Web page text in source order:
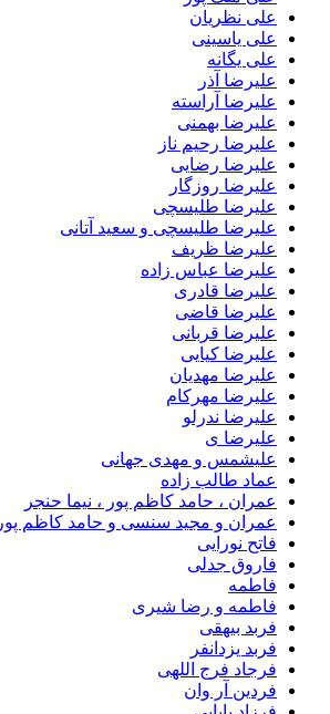
علی نظریان
علی یاسینی
علی یگانه
علیرضا آذر
علیرضا آراسته
علیرضا بهمنی
علیرضا رحیم ناز
علیرضا رضایی
علیرضا روزگار
علیرضا طلیسچی
علیرضا طلیسچی و سعید آتانی
علیرضا ظریف
علیرضا عباس زاده
علیرضا قادری
علیرضا قاضی
علیرضا قربانی
علیرضا کیایی
علیرضا مهدیان
علیرضا مهرکام
علیرضا ندرلو
علیرضا ی
علیشمس و مهدی جهانی
عماد طالب زاده
عمران ، حامد کاظم پور ، نیما حنجر
عمران و مجید سنسی و حامد کاظم پور
فاتح نورایی
فاروق جدلی
فاطمه
فاطمه و رضا شیری
فربد بیهقی
فربد یزدانفر
فرجاد فرج اللهی
فردین آر وان